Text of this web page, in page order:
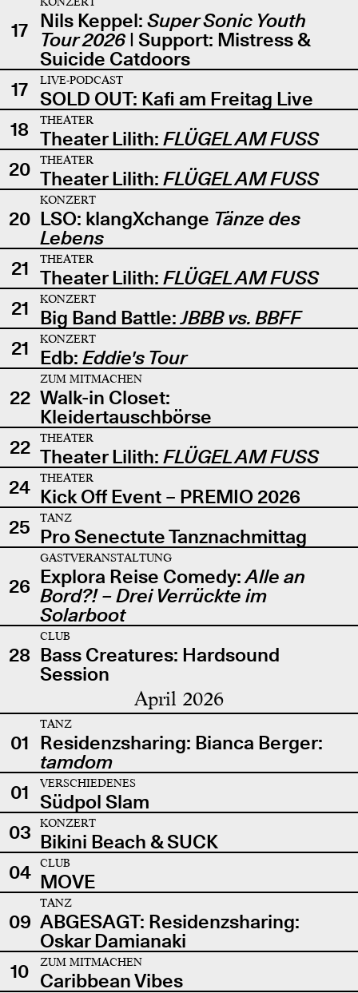
17 Nils Keppel: Super Sonic Youth
Tour 2026| Support: Mistress &
Suicide Catdoors
17
LIVE-PODCAST
SOLD OUT: Kafi am Freitag Live
18
THEATER
Theater Lilith: FLÜGEL AM FUSS
20
THEATER
Theater Lilith: FLÜGEL AM FUSS
20
KONZERT
LSO: klangXchange Tänze des
Lebens
21
THEATER
Theater Lilith: FLÜGEL AM FUSS
21
KONZERT
Big Band Battle:JBBB vs. BBFF
21
KONZERT
Edb: Eddie's Tour
22
ZUM MITMACHEN
Walk-in Closet:
Kleidertauschbörse
22
THEATER
Theater Lilith: FLÜGEL AM FUSS
24
THEATER
Kick Off Event – PREMIO 2026
25
TANZ
Pro Senectute Tanznachmittag
26
GASTVERANSTALTUNG
Explora Reise Comedy:Alle an
Bord?! – Drei Verrückte im
Solarboot
28
CLUB
Bass Creatures: Hardsound
Session
April 2026
01
TANZ
Residenzsharing: Bianca Berger:
tamdom
01
VERSCHIEDENES
Südpol Slam
03
KONZERT
Bikini Beach & SUCK
04
CLUB
MOVE
09
TANZ
ABGESAGT: Residenzsharing:
Oskar Damianaki
10
ZUM MITMACHEN
Caribbean Vibes